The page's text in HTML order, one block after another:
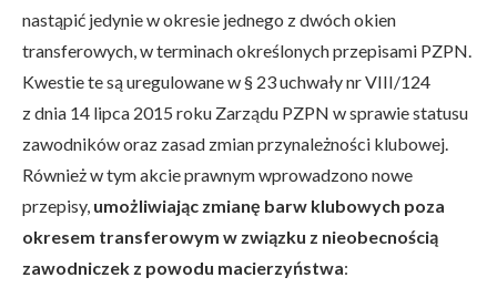
nastąpić jedynie w okresie jednego z dwóch okien
transferowych, w terminach określonych przepisami PZPN.
Kwestie te są uregulowane w § 23 uchwały nr VIII/124
z dnia 14 lipca 2015 roku Zarządu PZPN w sprawie statusu
zawodników oraz zasad zmian przynależności klubowej.
Również w tym akcie prawnym wprowadzono nowe
przepisy, umożliwiając zmianę barw klubowych poza
okresem transferowym w związku z nieobecnością
zawodniczek z powodu macierzyństwa: